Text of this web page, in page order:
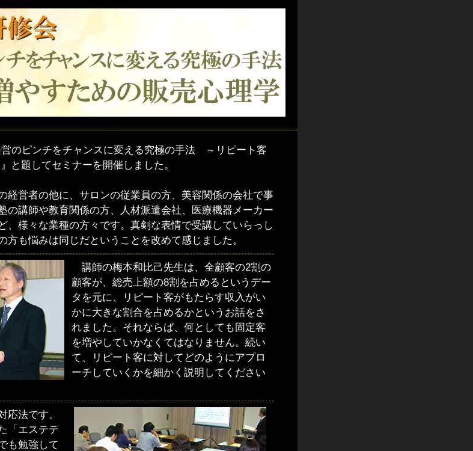
のピンチをチャンスに変える究極の手法 ～リピート客
と題してセミナーを開催しました。
営者の他に、サロンの従業員の方、美容関係の会社で事
の講師や教育関係の方、人材派遣会社、医療機器メーカー
、様々な業種の方々です。真剣な表情で受講していらっし
方も悩みは同じだということを改めて感じました。
講師の梅本和比己先生は、全顧客の2割の
顧客が、総売上額の8割を占めるというデー
タを元に、リピート客がもたらす収入がい
かに大きな割合を占めるかというお話をさ
れました。それならば、何としても固定客
を増やしていかなくてはなりません。続い
て、リピート客に対してどのようにアプロ
ーチしていくかを細かく説明してください
法です。
「エステテ
も勉強して